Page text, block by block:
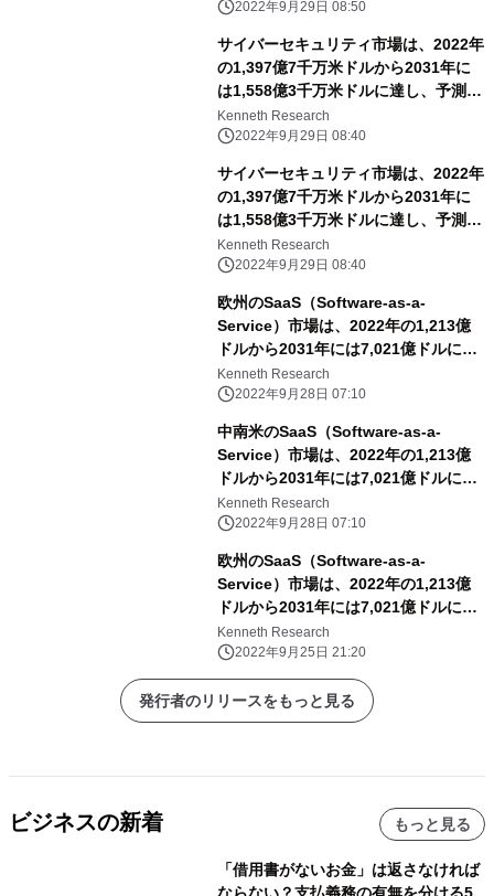
2022年9月29日 08:50
サイバーセキュリティ市場は、2022年
の1,397億7千万米ドルから2031年に
は1,558億3千万米ドルに達し、予測期
間中のCAGRは13.4％となる
Kenneth Research
2022年9月29日 08:40
サイバーセキュリティ市場は、2022年
の1,397億7千万米ドルから2031年に
は1,558億3千万米ドルに達し、予測期
間中のCAGRは13.4％となる
Kenneth Research
2022年9月29日 08:40
欧州のSaaS（Software-as-a-
Service）市場は、2022年の1,213億
ドルから2031年には7,021億ドルに達
し、予測期間中のCAGRは18.82%に達
すると予想。
Kenneth Research
2022年9月28日 07:10
中南米のSaaS（Software-as-a-
Service）市場は、2022年の1,213億
ドルから2031年には7,021億ドルに達
し、予測期間中のCAGRは18.82%に達
すると予測。
Kenneth Research
2022年9月28日 07:10
欧州のSaaS（Software-as-a-
Service）市場は、2022年の1,213億
ドルから2031年には7,021億ドルに達
し、予測期間中のCAGRは18.82%に達
すると予想。
Kenneth Research
2022年9月25日 21:20
発行者のリリースをもっと見る
ビジネスの新着 もっと見る
「借用書がないお金」は返さなければ